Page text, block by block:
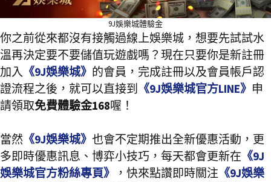
9J娛樂城體驗金
你之前從來都沒有接觸過線上娛樂城，想要先試試水
溫再決定要不要儲值玩遊戲嗎？現在只要你是新註冊
加入 《9J娛樂城》 的會員，完成註冊以及會員帳戶認
證流程之後，就可以直接到
《9J娛樂城官方LINE》 申
請領取免費體驗金168喔！
當然 《9J娛樂城》 也會不定期推出全新優惠活動，更
多即時優惠訊息、博弈小技巧，每天都會更新在 《9J
娛樂城官方粉絲專頁》
，快來點讚即時關注 《9J娛樂